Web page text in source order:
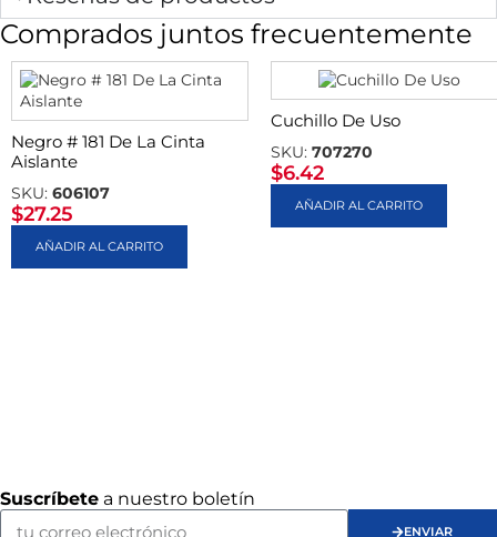
Comprados juntos frecuentemente
Negro # 181 De La Cinta
Aislante
SKU: 606107
$27.25
AÑADIR AL CARRITO
Cuchillo De Uso
SKU: 707270
$6.42
AÑADIR AL CARRITO
Suscríbete a nuestro boletín
ENVIAR